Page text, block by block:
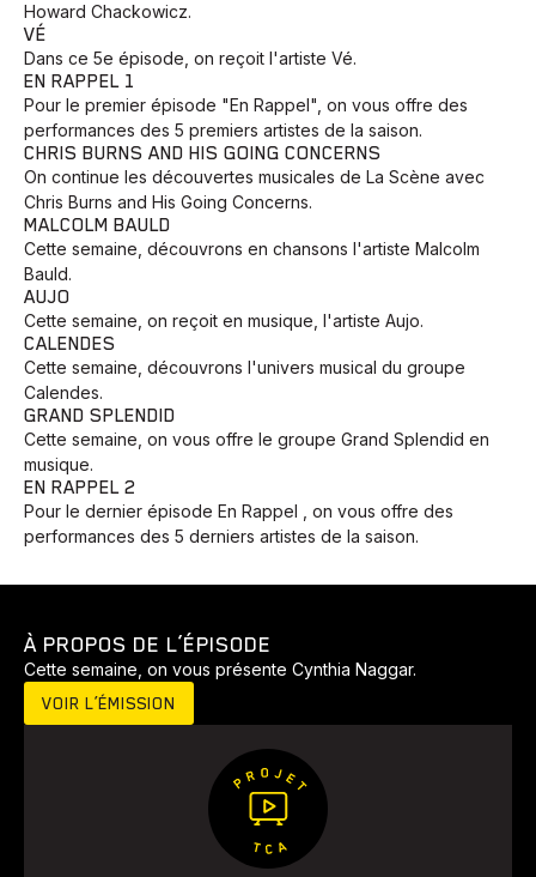
Bingo
Histoires Pêche
Howard Chackowicz.
VÉ
Dans ce 5e épisode, on reçoit l'artiste Vé.
EN RAPPEL 1
Pour le premier épisode "En Rappel", on vous offre des
performances des 5 premiers artistes de la saison.
CHRIS BURNS AND HIS GOING CONCERNS
On continue les découvertes musicales de La Scène avec
Chris Burns and His Going Concerns.
MALCOLM BAULD
Cette semaine, découvrons en chansons l'artiste Malcolm
Bauld.
AUJO
Cette semaine, on reçoit en musique, l'artiste Aujo.
CALENDES
Cette semaine, découvrons l'univers musical du groupe
Calendes.
GRAND SPLENDID
Cette semaine, on vous offre le groupe Grand Splendid en
musique.
EN RAPPEL 2
Pour le dernier épisode En Rappel , on vous offre des
performances des 5 derniers artistes de la saison.
À PROPOS DE L’ÉPISODE
Cette semaine, on vous présente Cynthia Naggar.
VOIR L’ÉMISSION